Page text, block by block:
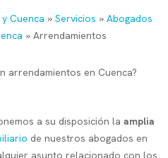
Cuenca » Servicios » Abogados
» Arrendamientos
arrendamientos en Cuenca?
a su disposición la amplia
de nuestros abogados en
asunto relacionado con los